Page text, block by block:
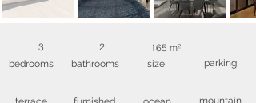
3
bedrooms
2
bathrooms
165 m²
size parking
mountain